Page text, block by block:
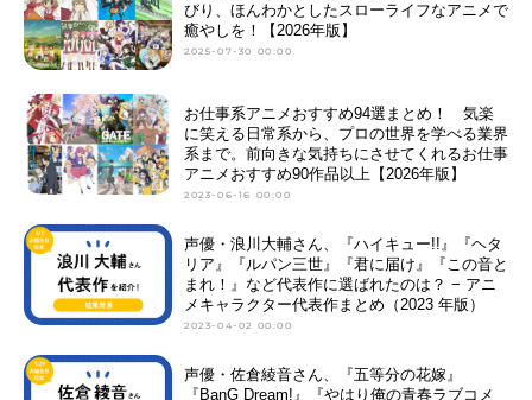
びり、ほんわかとしたスローライフなアニメで
癒やしを！【2026年版】
2025-07-30 00:00
お仕事系アニメおすすめ94選まとめ！ 気楽
に笑える日常系から、プロの世界を学べる業界
系まで。前向きな気持ちにさせてくれるお仕事
アニメおすすめ90作品以上【2026年版】
2023-06-16 00:00
声優・浪川大輔さん、『ハイキュー!!』『ヘタ
リア』『ルパン三世』『君に届け』『この音と
まれ！』など代表作に選ばれたのは？ − アニ
メキャラクター代表作まとめ（2023 年版）
2023-04-02 00:00
声優・佐倉綾音さん、『五等分の花嫁』
『BanG Dream!』『やはり俺の青春ラブコメ